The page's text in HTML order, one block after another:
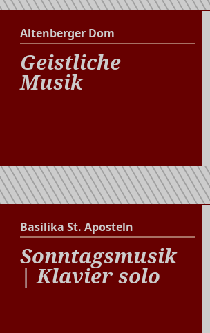
Altenberger Dom
Geistliche
Musik
Basilika St. Aposteln
Sonntagsmusik
| Klavier solo